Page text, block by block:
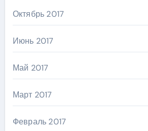
Октябрь 2017
Июнь 2017
Май 2017
Март 2017
Февраль 2017